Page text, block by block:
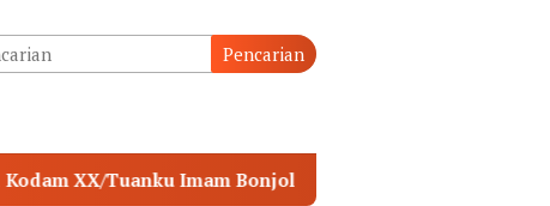
Pencarian
POLSEK MUARA SABAK TIMUR PERKUAT SINERGI